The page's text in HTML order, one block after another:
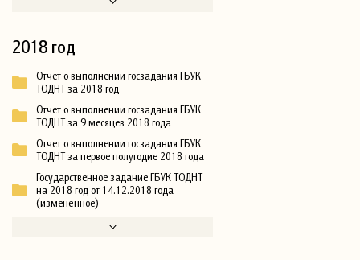
2018 год
Отчет о выполнении госзадания ГБУК
ТОДНТ за 2018 год
Отчет о выполнении госзадания ГБУК
ТОДНТ за 9 месяцев 2018 года
Отчет о выполнении госзадания ГБУК
ТОДНТ за первое полугодие 2018 года
Государственное задание ГБУК ТОДНТ
на 2018 год от 14.12.2018 года
(изменённое)